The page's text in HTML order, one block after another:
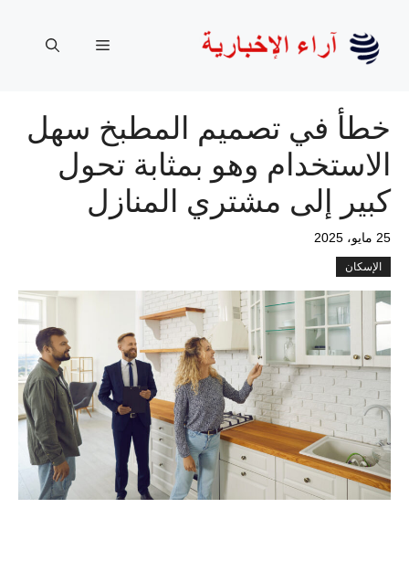
المحتوى
القائمة
خطأ في تصميم المطبخ سهل
الاستخدام وهو بمثابة تحول
كبير إلى مشتري المنازل
25 مايو، 2025
الإسكان